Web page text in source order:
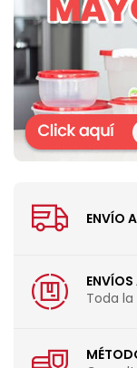
ENVÍO
ENVÍOS
Toda